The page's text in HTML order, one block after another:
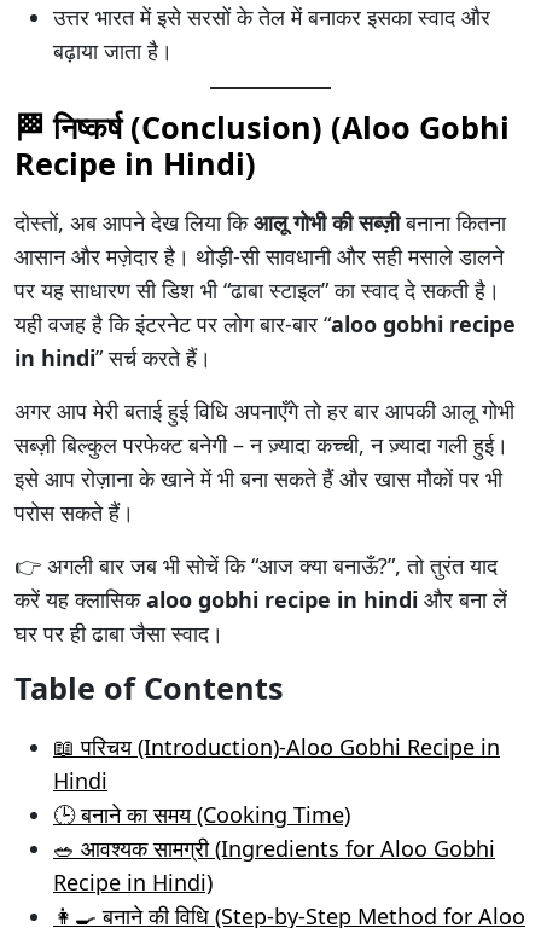
उत्तर भारत में इसे सरसों के तेल में बनाकर इसका स्वाद और
बढ़ाया जाता है।
🏁 निष्कर्ष (Conclusion) (Aloo Gobhi
Recipe in Hindi)
दोस्तों, अब आपने देख लिया किआलू गोभी की सब्ज़ीबनाना कितना
आसान और मज़ेदार है। थोड़ी-सी सावधानी और सही मसाले डालने
पर यह साधारण सी डिश भी “ढाबा स्टाइल” का स्वाद दे सकती है।
यही वजह है कि इंटरनेट पर लोग बार-बार “aloo gobhi recipe
in hindi” सर्च करते हैं।
अगर आप मेरी बताई हुई विधि अपनाएँगे तो हर बार आपकी आलू गोभी
सब्ज़ी बिल्कुल परफेक्ट बनेगी – न ज़्यादा कच्ची, न ज़्यादा गली हुई।
इसे आप रोज़ाना के खाने में भी बना सकते हैं और खास मौकों पर भी
परोस सकते हैं।
👉 अगली बार जब भी सोचें कि “आज क्या बनाऊँ?”, तो तुरंत याद
करें यह क्लासिकaloo gobhi recipe in hindi और बना लें
घर पर ही ढाबा जैसा स्वाद।
Table of Contents
📖 परिचय (Introduction)-Aloo Gobhi Recipe in
Hindi
🕒 बनाने का समय (Cooking Time)
🥗 आवश्यक सामग्री (Ingredients for Aloo Gobhi
Recipe in Hindi)
👩‍🍳 बनाने की विधि (Step-by-Step Method for Aloo